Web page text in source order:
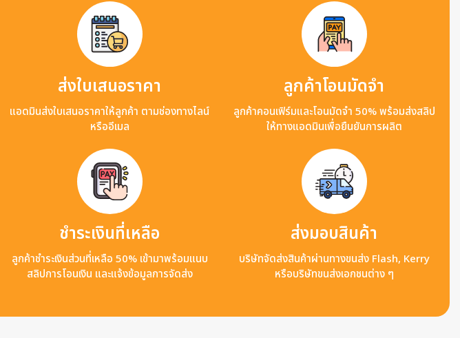
ส่งใบเสนอราคา
แอดมินส่งใบเสนอราคาให้ลูกค้า ตามช่องทางไลน์
หรืออีเมล
ลูกค้าโอนมัดจำ
ลูกค้าคอนเฟิร์มและโอนมัดจำ 50% พร้อมส่งสลิป
ให้ทางแอดมินเพื่อยืนยันการผลิต
ชำระเงินที่เหลือ
ลูกค้าชำระเงินส่วนที่เหลือ 50% เข้ามาพร้อมแนบ
สลิปการโอนเงิน และแจ้งข้อมูลการจัดส่ง
ส่งมอบสินค้า
บริษัทจัดส่งสินค้าผ่านทางขนส่ง Flash, Kerry
หรือบริษัทขนส่งเอกชนต่าง ๆ